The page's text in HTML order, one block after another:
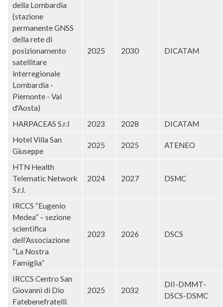
della Lombardia
(stazione
permanente GNSS
della rete di
posizionamento
satellitare
interregionale
Lombardia -
Piemonte - Val
d'Aosta)
2025 2030 DICATAM
HARPACEAS S.r.l 2023 2028
DICATAM
Hotel Villa San
Giuseppe
2025 2025 ATENEO
HTN Health
Telematic Network
S.r.l.
2024 2027 DSMC
IRCCS “Eugenio
Medea” – sezione
scientifica
dell’Associazione
“La Nostra
Famiglia”
2023 2026 DSCS
IRCCS Centro San
Giovanni di Dio
Fatebenefratelli
2025 2032
DII-DMMT-
DSCS-DSMC